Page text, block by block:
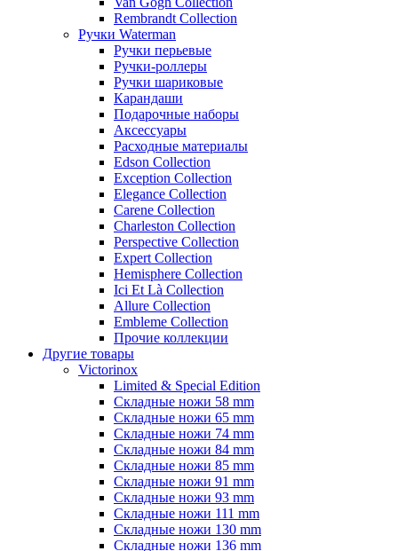
Rembrandt Collection
Ручки Waterman
Ручки перьевые
Ручки-роллеры
Ручки шариковые
Карандаши
Подарочные наборы
Аксессуары
Расходные материалы
Edson Collection
Exception Collection
Elegance Collection
Carene Collection
Charleston Collection
Perspective Collection
Expert Collection
Hemisphere Collection
Ici Et Là Collection
Allure Collection
Embleme Collection
Прочие коллекции
Другие товары
Victorinox
Limited & Special Edition
Складные ножи 58 mm
Складные ножи 65 mm
Складные ножи 74 mm
Складные ножи 84 mm
Складные ножи 85 mm
Складные ножи 91 mm
Складные ножи 93 mm
Складные ножи 111 mm
Складные ножи 130 mm
Складные ножи 136 mm